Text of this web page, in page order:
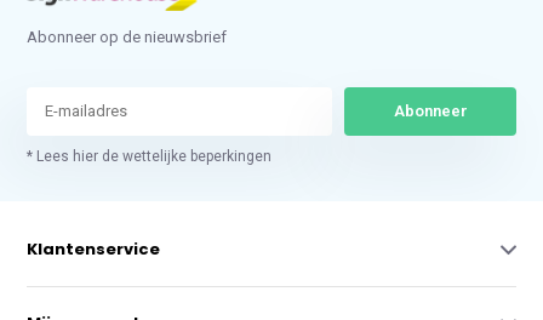
Abonneer op de nieuwsbrief
Abonneer
* Lees hier de wettelijke beperkingen
Klantenservice